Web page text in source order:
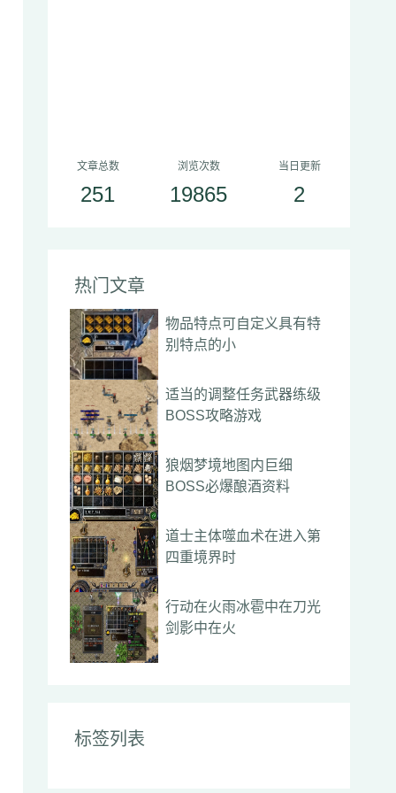
文章总数
251
浏览次数
19865
当日更新
2
热门文章
物品特点可自定义具有特
别特点的小
适当的调整任务武器练级
BOSS攻略游戏
狼烟梦境地图内巨细
BOSS必爆酿酒资料
道士主体噬血术在进入第
四重境界时
行动在火雨冰雹中在刀光
剑影中在火
标签列表